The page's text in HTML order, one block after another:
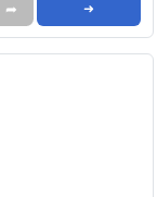
➦ ➜